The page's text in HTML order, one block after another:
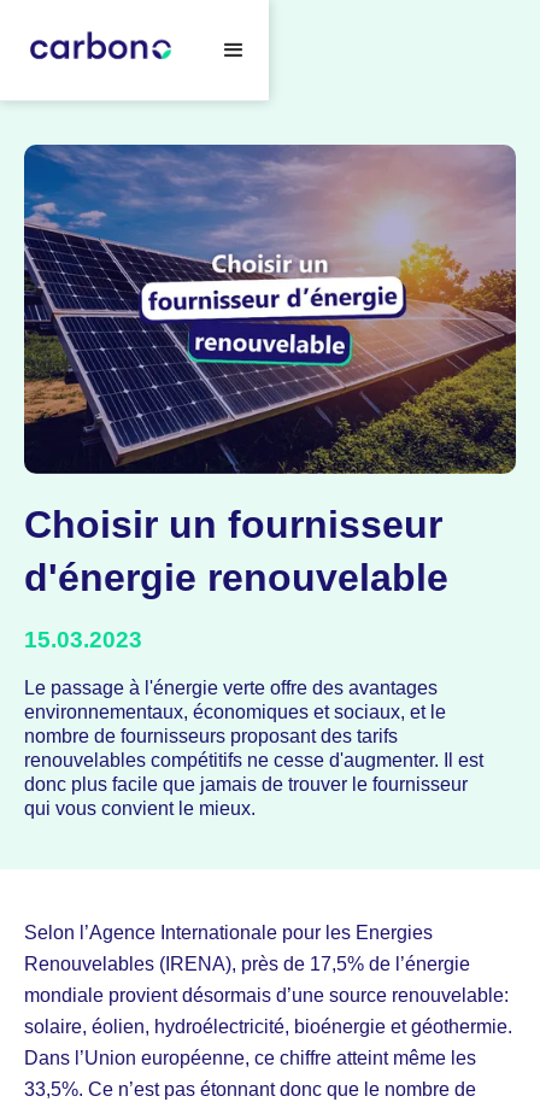
Choisir un fournisseur
d'énergie renouvelable
15.03.2023
Le passage à l'énergie verte offre des avantages
environnementaux, économiques et sociaux, et le
nombre de fournisseurs proposant des tarifs
renouvelables compétitifs ne cesse d'augmenter. Il est
donc plus facile que jamais de trouver le fournisseur
qui vous convient le mieux.
Selon l’Agence Internationale pour les Energies
Renouvelables (IRENA), près de 17,5% de l’énergie
mondiale provient désormais d’une source renouvelable:
solaire, éolien, hydroélectricité, bioénergie et géothermie.
Dans l’Union européenne, ce chiffre atteint même les
33,5%. Ce n’est pas étonnant donc que le nombre de